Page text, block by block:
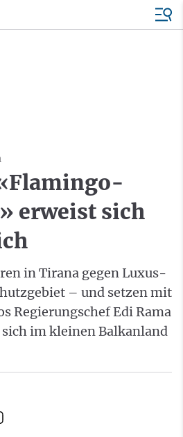
erweist sich
in Tirana gegen Luxus-
– und setzen mit
Regierungschef Edi Rama
im kleinen Balkanland